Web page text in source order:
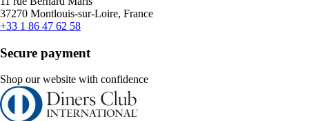
37270 Montlouis-sur-Loire, France
+33 1 86 47 62 58
Secure payment
Shop our website with confidence